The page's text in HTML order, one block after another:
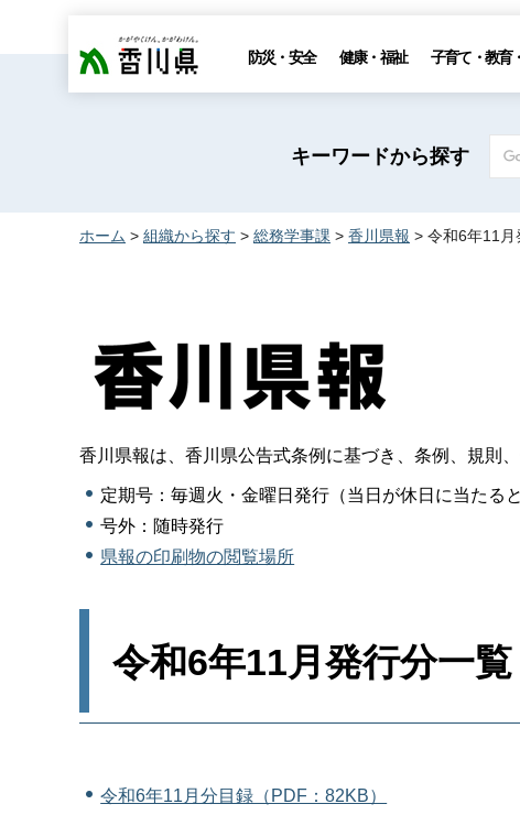
香川県 防災・安全 健康・福祉 子育て・教育
キーワードから探す
ホーム > 組織から探す > 総務学事課 > 香川県報 > 令和6年11月
香川県報は、香川県公告式条例に基づき、条例、規則
定期号：毎週火・金曜日発行（当日が休日に当たる
号外：随時発行
県報の印刷物の閲覧場所
令和6年11月発行分一覧
令和6年11月分目録（PDF：82KB）